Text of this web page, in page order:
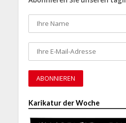
Karikatur der Woche